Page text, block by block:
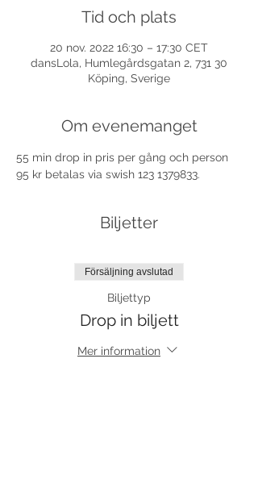
Tid och plats
20 nov. 2022 16:30 – 17:30 CET
dansLola, Humlegårdsgatan 2, 731 30
Köping, Sverige
Om evenemanget
55 min drop in pris per gång och person
95 kr betalas via swish 123 1379833.
Biljetter
Försäljning avslutad
Biljettyp
Drop in biljett
Mer information